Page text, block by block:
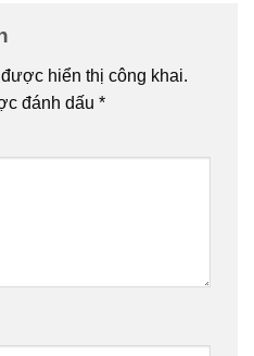
hiển thị công khai.
đánh dấu *